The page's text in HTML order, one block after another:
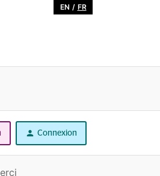
EN / FR
Connexion